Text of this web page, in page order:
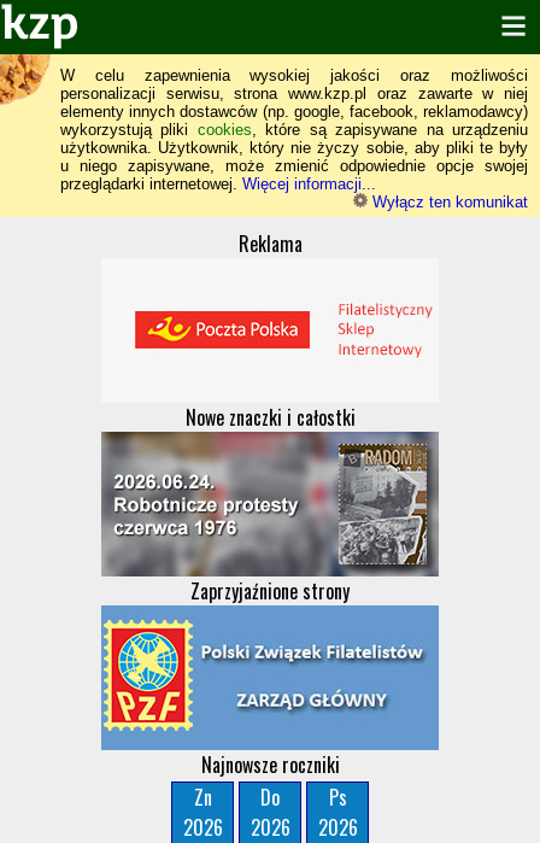
W celu zapewnienia wysokiej jakości oraz możliwości
personalizacji serwisu, strona www.kzp.pl oraz zawarte w niej
elementy innych dostawców (np. google, facebook, reklamodawcy)
wykorzystują pliki cookies, które są zapisywane na urządzeniu
użytkownika. Użytkownik, który nie życzy sobie, aby pliki te były
u niego zapisywane, może zmienić odpowiednie opcje swojej
przeglądarki internetowej. Więcej informacji...
Wyłącz ten komunikat
Reklama
Nowe znaczki i całostki
Zaprzyjaźnione strony
Najnowsze roczniki
Zn
2026
Do
2026
Ps
2026